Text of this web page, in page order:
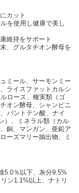
カット
を使用し健康で美し
維持をサポート
、グルタチオン酵母を
ミール、サーモンミー
ライスファットカルシ
ロース、種実類（ゴ
オン酵母、シャンピニ
パントテン酸、ナイ
）、ミネラル類（カル
銅、マンガン、亜鉛ア
ーズマリー抽出物、ミ
5.0％以下、灰分9.5%
ン1.1%以上、ナトリ